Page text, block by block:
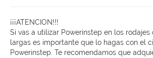
¡¡¡ATENCION!!!
Si vas a utilizar Powerinstep en los rodajes
largas es importante que lo hagas con el
Powerinstep. Te recomendamos que